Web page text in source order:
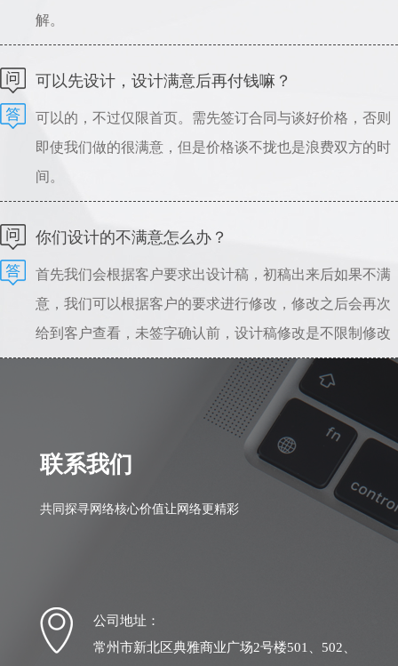
解。
可以先设计，设计满意后再付钱嘛？
可以的，不过仅限首页。需先签订合同与谈好价格，否则
即使我们做的很满意，但是价格谈不拢也是浪费双方的时
间。
你们设计的不满意怎么办？
首先我们会根据客户要求出设计稿，初稿出来后如果不满
意，我们可以根据客户的要求进行修改，修改之后会再次
给到客户查看，未签字确认前，设计稿修改是不限制修改
次数的。所以只要能给到准确的修改意见，是不会存在设
计一直不满意的情况。若初稿我司设计人员理解错误，相
差较大，我司愿意从头做起，之前的全部工作量我们愿意
自行承担。
联系我们
共同探寻网络核心价值让网络更精彩
公司地址：
常州市新北区典雅商业广场2号楼501、502、